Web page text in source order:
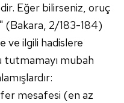
Kanunu uyarınca
okumak ve sitemizde
çerezlerle ilgili bilgi
Eğer bilirseniz, oruç
(Bakara, 2/183-184)
ve ilgili hadislere
tutmamayı mubah
mesafesi (en az